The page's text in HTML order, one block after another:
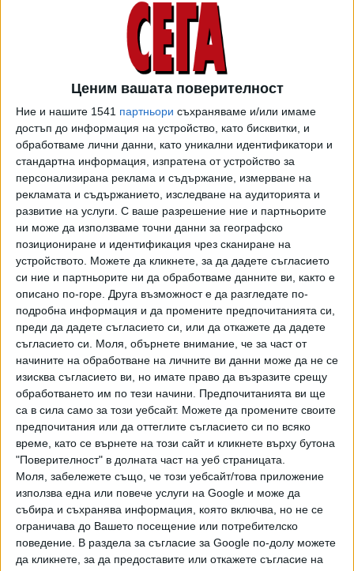
Ценим вашата поверителност
Ние и нашите 1541 партньори съхраняваме и/или имаме
достъп до информация на устройство, като бисквитки, и
обработваме лични данни, като уникални идентификатори и
стандартна информация, изпратена от устройство за
персонализирана реклама и съдържание, измерване на
рекламата и съдържанието, изследване на аудиторията и
развитие на услуги. С ваше разрешение ние и партньорите
ни може да използваме точни данни за географско
позициониране и идентификация чрез сканиране на
устройството. Можете да кликнете, за да дадете съгласието
си ние и партньорите ни да обработваме данните ви, както е
описано по-горе. Друга възможност е да разгледате по-
подробна информация и да промените предпочитанията си,
преди да дадете съгласието си, или да откажете да дадете
съгласието си. Моля, обърнете внимание, че за част от
начините на обработване на личните ви данни може да не се
изисква съгласието ви, но имате право да възразите срещу
обработването им по тези начини. Предпочитанията ви ще
са в сила само за този уебсайт. Можете да промените своите
предпочитания или да оттеглите съгласието си по всяко
време, като се върнете на този сайт и кликнете върху бутона
"Поверителност" в долната част на уеб страницата.
Моля, забележете също, че този уебсайт/това приложение
използва една или повече услуги на Google и може да
събира и съхранява информация, която включва, но не се
ограничава до Вашето посещение или потребителско
поведение. В раздела за съгласие за Google по-долу можете
да кликнете, за да предоставите или откажете съгласие на
обвинен бившият главен секретар на МВР Живко Коцев.
2 години ДАНС следила как се
дават подкупи на паркинг до НС
Две години ДАНС е
наблюдавала митническата
организирана престъпна група,
но по неясни причини не е
извършвала арести.
16 Апр. 2024
Тогава Николов не бе открит в България и бе издадена
европейска заповед за ареста му.
Никола Николов-Паскал е задържан в сръбската столица
Белград в петък следобед. Арестът му е потвърден от
българското МВР. Наложен му е 18-дневен арест от съд
в Сърбия. Сега предстои прокуратурата да изпрати
документи за екстрадицията му, а след това въпросът
да се реши от сръбския съд и министър на
правосъдието. Това със сигурност ще отнеме време.
"СЕГА" припомня:
В разгара на скандала шефът на ДАНС Пламен Тончев
описа Паскал като незаобиколим фактор в
производството и контрабандата на нелегални цигари.
Установено било, че той работи заедно с голям турски
контрабандист, който имал контакти по
турската граница. През последните месеци Паскал и
турчинът започнали разработката на нов канал, при
който цигарите се произвеждали вече не в България, а в
Турция, защото било по-евтино, и били прекарвани през
България, Румъния към Западна Европа, твърдеше още